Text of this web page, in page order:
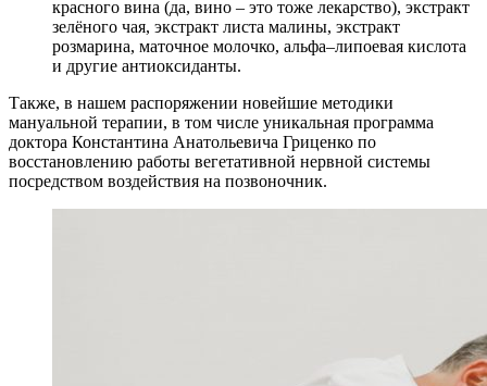
красного вина (да, вино – это тоже лекарство), экстракт
зелёного чая, экстракт листа малины, экстракт
розмарина, маточное молочко, альфа–липоевая кислота
и другие антиоксиданты.
Также, в нашем распоряжении новейшие методики
мануальной терапии, в том числе уникальная программа
доктора Константина Анатольевича Гриценко по
восстановлению работы вегетативной нервной системы
посредством воздействия на позвоночник.